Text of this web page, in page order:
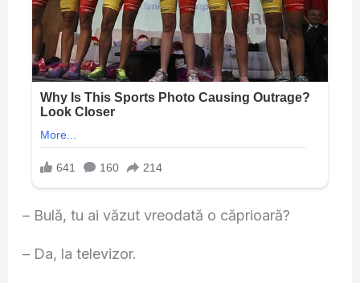
– Bulă, tu ai văzut vreodată o căprioară?
– Da, la televizor.